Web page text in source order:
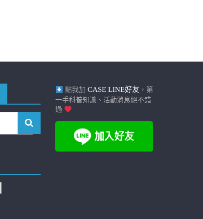
點我加 CASE LINE好友 ，第
一手科普知識、活動消息絕不錯
過